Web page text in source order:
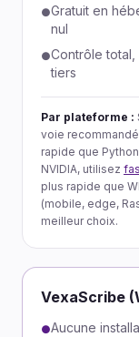
●Gratuit en
nul
●Contrôle
tiers
Par plateforme :
voie
rapide que
NVIDIA, utilisez
plus rapide que
(mobile, edge,
meilleur choix.
VexaScribe
●Aucune